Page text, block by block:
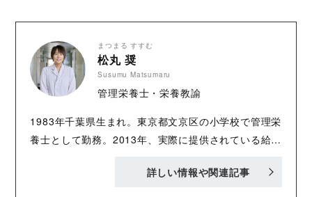
まつまる すすむ
松丸 奨
Susumu Matsumaru
管理栄養士・栄養教諭
1983年千葉県生まれ。東京都文京区の小学校で管理栄
養士として勤務。2013年、実際に提供されている給食
性栄養士として初の優勝を果たす。 フジテレビ系ドラ詳しい情報や関連記事